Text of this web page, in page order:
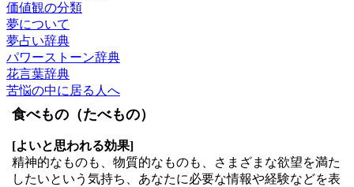
価値観の分類
夢について
夢占い辞典
パワーストーン辞典
花言葉辞典
苦悩の中に居る人へ
食べもの（たべもの）
[よいと思われる効果]
精神的なものも、物質的なものも、さまざまな欲望を満た
したいという気持ち、あなたに必要な情報や経験などを表